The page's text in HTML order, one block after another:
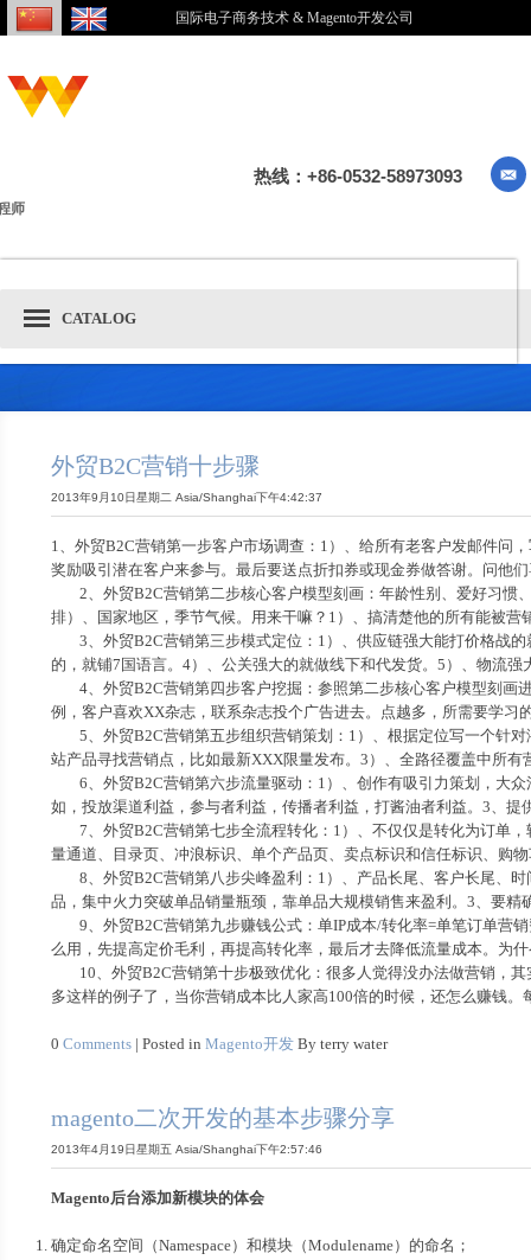
国际电子商务技术 & Magento开发公司
热线：+86-0532-58973093
师
CATALOG
外贸B2C营销十步骤
2013年9月10日星期二 Asia/Shanghai下午4:42:37
1、外贸B2C营销第一步客户市场调查：1）、给所有老客户发邮件问
奖励吸引潜在客户来参与。最后要送点折扣券或现金券做答谢。问他
2、外贸B2C营销第二步核心客户模型刻画：年龄性别、爱好习惯
排）、国家地区，季节气候。用来干嘛？1）、搞清楚他的所有能被
3、外贸B2C营销第三步模式定位：1）、供应链强大能打价格战的
的，就铺7国语言。4）、公关强大的就做线下和代发货。5）、物流
4、外贸B2C营销第四步客户挖掘：参照第二步核心客户模型刻画
例，客户喜欢XX杂志，联系杂志投个广告进去。点越多，所需要学习
5、外贸B2C营销第五步组织营销策划：1）、根据定位写一个针对
站产品寻找营销点，比如最新XXX限量发布。3）、全路径覆盖中所
6、外贸B2C营销第六步流量驱动：1）、创作有吸引力策划，大众
如，投放渠道利益，参与者利益，传播者利益，打酱油者利益。3、
7、外贸B2C营销第七步全流程转化：1）、不仅仅是转化为订单，
量通道、目录页、冲浪标识、单个产品页、卖点标识和信任标识、购
8、外贸B2C营销第八步尖峰盈利：1）、产品长尾、客户长尾、时
品，集中火力突破单品销量瓶颈，靠单品大规模销售来盈利。3、要
9、外贸B2C营销第九步赚钱公式：单IP成本/转化率=单笔订单营
么用，先提高定价毛利，再提高转化率，最后才去降低流量成本。为
10、外贸B2C营销第十步极致优化：很多人觉得没办法做营销，其
多这样的例子了，当你营销成本比人家高100倍的时候，还怎么赚钱
0Comments | Posted inMagento开发 By terry water
magento二次开发的基本步骤分享
2013年4月19日星期五 Asia/Shanghai下午2:57:46
Magento后台添加新模块的体会
确定命名空间（Namespace）和模块（Modulename）的命名；